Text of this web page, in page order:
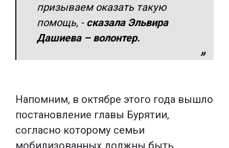
призываем оказать такую
помощь, -сказала Эльвира
Дашиева – волонтер.
Напомним, в октябре этого года вышло
постановление главы Бурятии,
согласно которому семьи
мобилизованных должны быть